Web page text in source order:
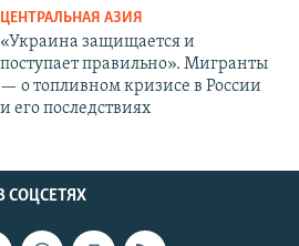
ЦЕНТРАЛЬНАЯ АЗИЯ
«Украина защищается и
поступает правильно». Мигранты
— о топливном кризисе в России
и его последствиях
СОЦСЕТЯХ